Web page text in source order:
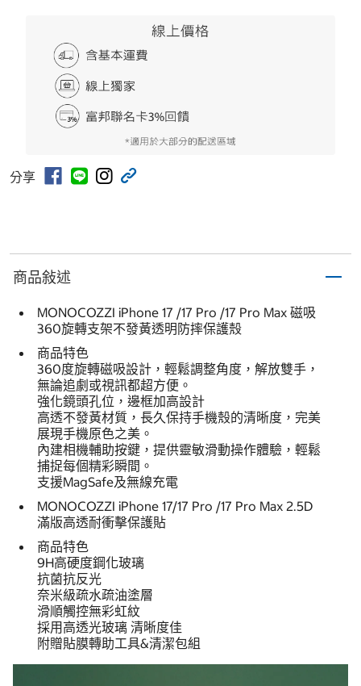
分享
商品敍述
MONOCOZZI iPhone 17 /17 Pro /17 Pro Max 磁吸
360旋轉支架不發黃透明防摔保護殼
商品特色
360度旋轉磁吸設計，輕鬆調整角度，解放雙手，
無論追劇或視訊都超方便。
強化鏡頭孔位，邊框加高設計
高透不發黃材質，長久保持手機殼的清晰度，完美
展現手機原色之美。
內建相機輔助按鍵，提供靈敏滑動操作體驗，輕鬆
捕捉每個精彩瞬間。
支援MagSafe及無線充電
MONOCOZZI iPhone 17/17 Pro /17 Pro Max 2.5D
滿版高透耐衝擊保護貼
商品特色
9H高硬度鋼化玻璃
抗菌抗反光
奈米級疏水疏油塗層
滑順觸控無彩虹紋
採用高透光玻璃 清晰度佳
附贈貼膜轉助工具&清潔包組